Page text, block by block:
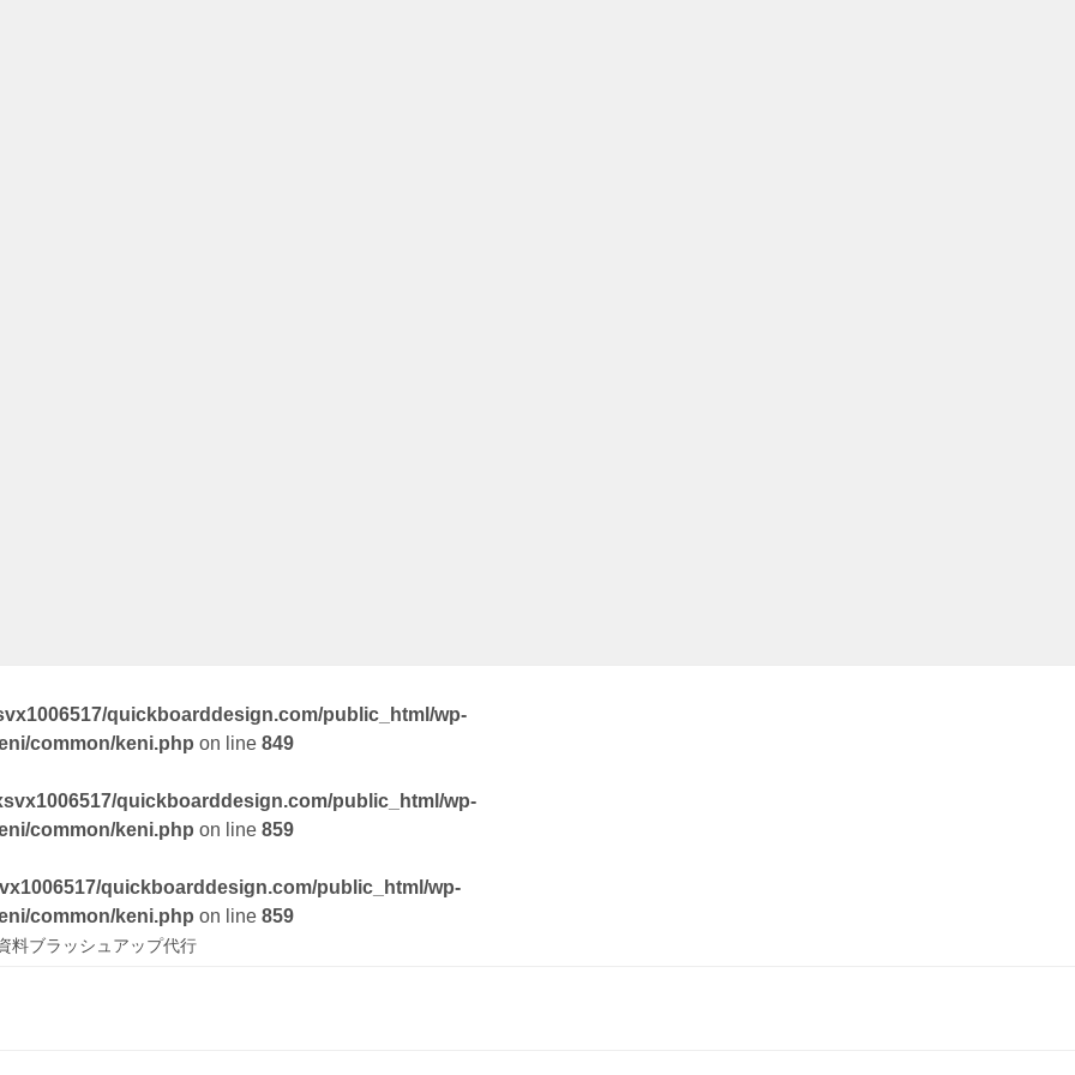
quickboarddesign.com/public_html/wp-
common/keni.php on line 849
quickboarddesign.com/public_html/wp-
common/keni.php on line 859
quickboarddesign.com/public_html/wp-
common/keni.php on line 859
料ブラッシュアップ代行